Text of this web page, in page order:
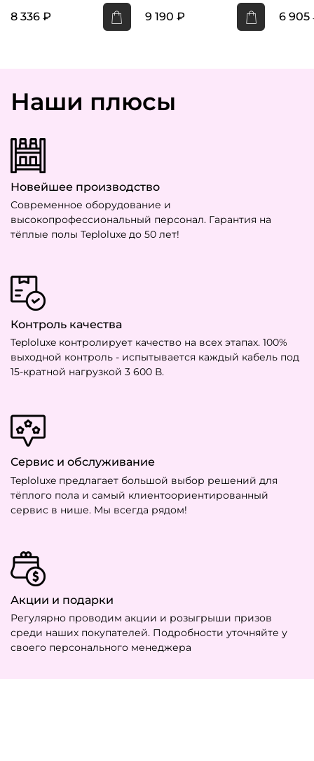
8 336 ₽
9 190 ₽
6 905
Наши плюсы
Новейшее производство
Современное оборудование и
высокопрофессиональный персонал. Гарантия на
тёплые полы Teploluxe до 50 лет!
Контроль качества
Teploluxe контролирует качество на всех этапах. 100%
выходной контроль - испытывается каждый кабель под
15-кратной нагрузкой 3 600 В.
Сервис и обслуживание
Teploluxe предлагает большой выбор решений для
тёплого пола и самый клиентоориентированный
сервис в нише. Мы всегда рядом!
Акции и подарки
Регулярно проводим акции и розыгрыши призов
среди наших покупателей. Подробности уточняйте у
своего персонального менеджера